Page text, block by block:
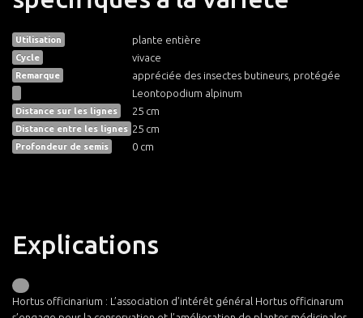
Utilisation plante entière
Cycle vivace
Remarque
appréciée des insectes butineurs, protégée
Leontopodium alpinum
Distance sur les lignes 25 cm
Distance entre les lignes 25 cm
Profondeur de semis 0 cm
Explications
Hortus officinarium : L’association d’intérêt général Hortus officinarum